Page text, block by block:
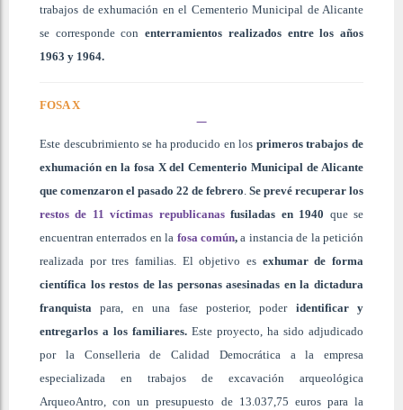
trabajos de exhumación en el Cementerio Municipal de Alicante
se corresponde conenterramientos realizados entre los años
1963 y 1964.
FOSA X
Este descubrimiento se ha producido en los primeros trabajos de
exhumación en la fosa X del Cementerio Municipal de Alicante
que comenzaron el pasado 22 de febrero Se prevé recuperar los
restos de 11 víctimas republicanasfusiladas en 1940 que se
encuentran enterrados en la fosa común, a instancia de la petición
realizada por tres familias. El objetivo es exhumar de forma
científica los restos de las personas asesinadas en la dictadura
franquista para, en una fase posterior, poderidentificar y
entregarlos a los familiares. Este proyecto, ha sido adjudicado
por la Conselleria de Calidad Democrática a la empresa
especializada en trabajos de excavación arqueológica
ArqueoAntro, con un presupuesto de 13.037,75 euros para la